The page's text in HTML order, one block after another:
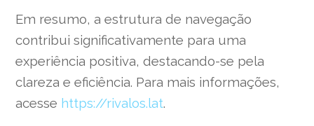
Em resumo, a estrutura de navegação
contribui significativamente para uma
experiência positiva, destacando-se pela
clareza e eficiência. Para mais informações,
acesse https://rivalos.lat.